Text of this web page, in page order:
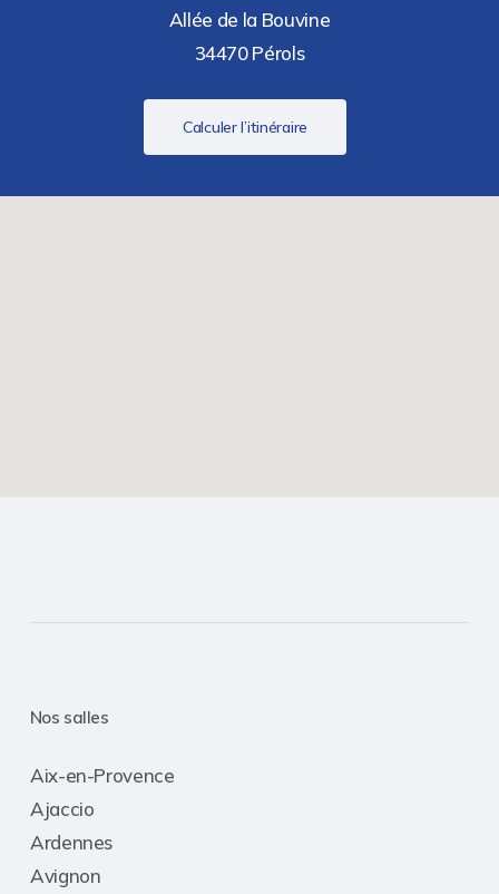
Allée de la Bouvine
34470 Pérols
Calculer l’itinéraire
Nos salles
Aix-en-Provence
Ajaccio
Ardennes
Avignon